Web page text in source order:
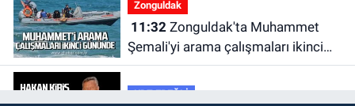
Zonguldak
11:32Zonguldak'ta Muhammet
Şemali'yi arama çalışmaları ikinci
gününde.
KDZ EREĞLİ